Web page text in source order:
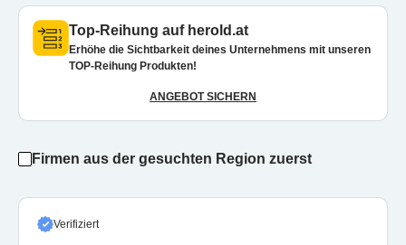
Top-Reihung auf herold.at
Erhöhe die Sichtbarkeit deines Unternehmens mit unseren
TOP-Reihung Produkten!
ANGEBOT SICHERN
Firmen aus der gesuchten Region zuerst
Verifiziert